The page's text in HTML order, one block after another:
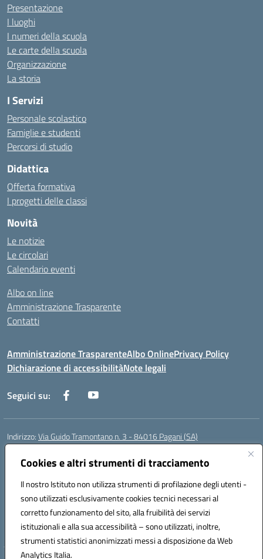
Cookies e altri strumenti di tracciamento
Il nostro Istituto non utilizza strumenti di profilazione degli utenti -
sono utilizzati esclusivamente cookies tecnici necessari al
corretto funzionamento del sito, alla fruibilità dei servizi
istituzionali e alla sua accessibilità – sono utilizzati, inoltre,
strumenti statistici anonimizzati messi a disposizione da Web
Analytics Italia.
Presentazione
I luoghi
I numeri della scuola
Le carte della scuola
Organizzazione
La storia
I Servizi
Personale scolastico
Famiglie e studenti
Percorsi di studio
Didattica
Offerta formativa
I progetti delle classi
Novità
Le notizie
Le circolari
Calendario eventi
Albo on line
Amministrazione Trasparente
Contatti
Amministrazione TrasparenteAlbo OnlinePrivacy Policy
Dichiarazione di accessibilitàNote legali
Seguici su:
Indirizzo:Via Guido Tramontano n. 3 - 84016 Pagani (SA)
Centralino:
Posta elettronica certificata (PEC):saps08000t@pec.istruzione.it
Codice fiscale: 80022400651
Codice meccanografico:SAPS08000T
Codice Indice delle Pubbliche Amministrazioni (IPA): istsc_saps08000t
Codice unico di fatturazione (CUF): UFC29W